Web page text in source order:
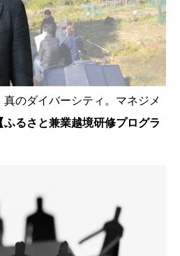
のダイバーシティ。マネジメ
ふるさと兼業越境研修プログラ